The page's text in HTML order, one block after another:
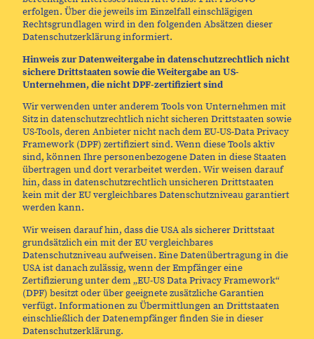
erfolgen. Über die jeweils im Einzelfall einschlägigen
Rechtsgrundlagen wird in den folgenden Absätzen dieser
Datenschutzerklärung informiert.
Hinweis zur Datenweitergabe in datenschutzrechtlich nicht
sichere Drittstaaten sowie die Weitergabe an US-
Unternehmen, die nicht DPF-zertifiziert sind
Wir verwenden unter anderem Tools von Unternehmen mit
Sitz in datenschutzrechtlich nicht sicheren Drittstaaten sowie
US-Tools, deren Anbieter nicht nach dem EU-US-Data Privacy
Framework (DPF) zertifiziert sind. Wenn diese Tools aktiv
sind, können Ihre personenbezogene Daten in diese Staaten
übertragen und dort verarbeitet werden. Wir weisen darauf
hin, dass in datenschutzrechtlich unsicheren Drittstaaten
kein mit der EU vergleichbares Datenschutzniveau garantiert
werden kann.
Wir weisen darauf hin, dass die USA als sicherer Drittstaat
grundsätzlich ein mit der EU vergleichbares
Datenschutzniveau aufweisen. Eine Datenübertragung in die
USA ist danach zulässig, wenn der Empfänger eine
Zertifizierung unter dem „EU-US Data Privacy Framework“
(DPF) besitzt oder über geeignete zusätzliche Garantien
verfügt. Informationen zu Übermittlungen an Drittstaaten
einschließlich der Datenempfänger finden Sie in dieser
Datenschutzerklärung.